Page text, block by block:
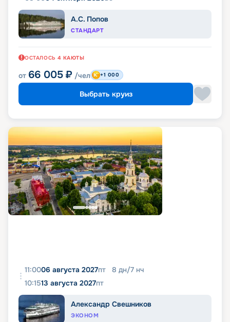
А.С. Попов
СТАНДАРТ
ОСТАЛОСЬ 4 КАЮТЫ
от 66 005 ₽ /чел +1 000
Выбрать круиз
11:0006 августа 2027пт 8 дн/7 нч
10:1513 августа 2027пт
Александр Свешников
ЭКОНОМ